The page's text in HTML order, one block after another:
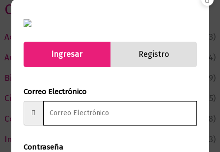
Categorias
Actualidad
(53)
Autor del Mes
(4)
Bienestar
(229)
Ciencia y Conocimiento
(75)
Cómic y Fantasía
(88)
Infantil y Juvenil
(213)
Ingresar Registro
Correo Electrónico
Contraseña